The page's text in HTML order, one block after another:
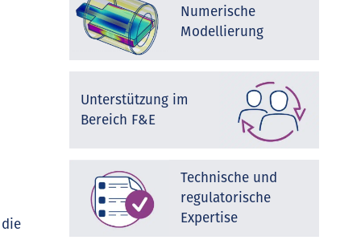
Numerische
Modellierung
Unterstützung im
Bereich F&E
Technische und
regulatorische
Expertise